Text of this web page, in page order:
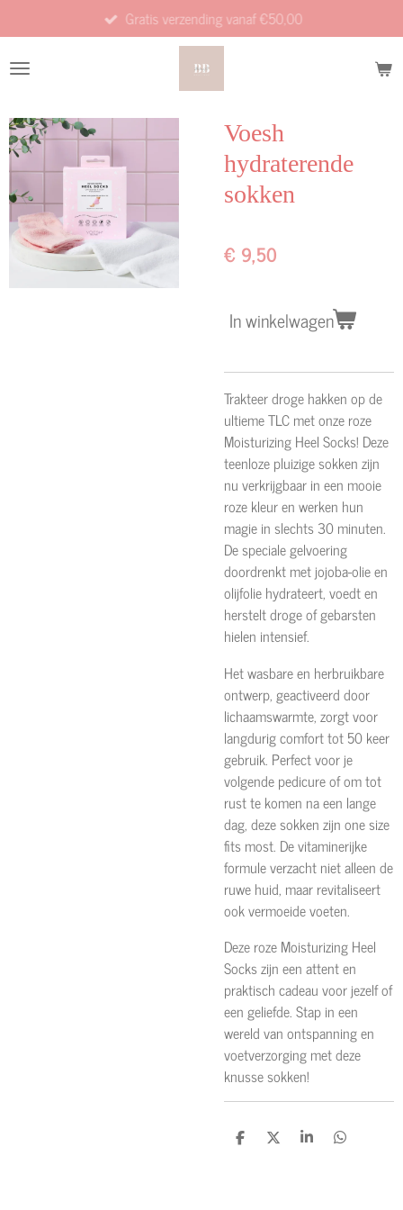
direct
naar
Gratis verzending vanaf €50,00
Voesh
hydraterende
sokken
€ 9,50
In winkelwagen
Trakteer droge hakken op de
ultieme TLC met onze roze
Moisturizing Heel Socks! Deze
teenloze pluizige sokken zijn
nu verkrijgbaar in een mooie
roze kleur en werken hun
magie in slechts 30 minuten.
De speciale gelvoering
doordrenkt met jojoba-olie en
olijfolie hydrateert, voedt en
herstelt droge of gebarsten
hielen intensief.
Het wasbare en herbruikbare
ontwerp, geactiveerd door
lichaamswarmte, zorgt voor
langdurig comfort tot 50 keer
gebruik. Perfect voor je
volgende pedicure of om tot
rust te komen na een lange
dag, deze sokken zijn one size
fits most. De vitaminerijke
formule verzacht niet alleen de
ruwe huid, maar revitaliseert
ook vermoeide voeten.
Deze roze Moisturizing Heel
Socks zijn een attent en
praktisch cadeau voor jezelf of
een geliefde. Stap in een
wereld van ontspanning en
voetverzorging met deze
knusse sokken!
D D S D